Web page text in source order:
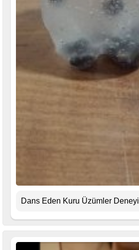
Dans Eden Kuru Üzümler Deneyi